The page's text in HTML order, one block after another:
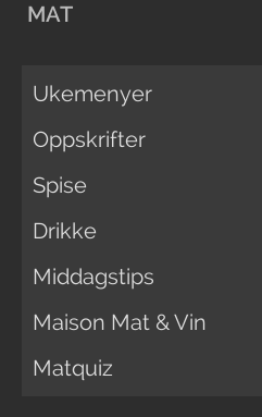
MAT
Ukemenyer
Oppskrifter
Spise
Drikke
Middagstips
Maison Mat & Vin
Matquiz